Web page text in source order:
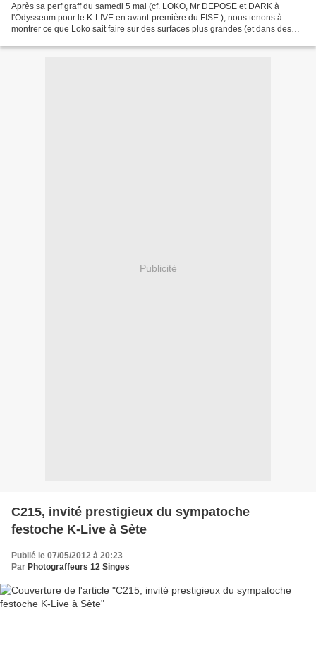
Après sa perf graff du samedi 5 mai (cf. LOKO, Mr DEPOSE et DARK à
l'Odysseum pour le K-LIVE en avant-première du FISE ), nous tenons à
montrer ce que Loko sait faire sur des surfaces plus grandes (et dans des
Publicité
C215, invité prestigieux du sympatoche
festoche K-Live à Sète
Publié le 07/05/2012 à 20:23
Par Photograffeurs 12 Singes